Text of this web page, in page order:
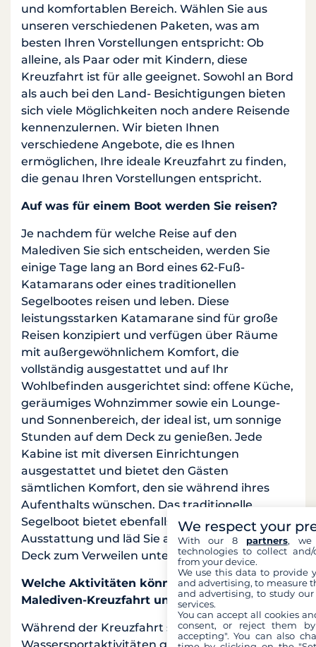
und komfortablen Bereich. Wählen Sie aus
unseren verschiedenen Paketen, was am
besten Ihren Vorstellungen entspricht: Ob
alleine, als Paar oder mit Kindern, diese
Kreuzfahrt ist für alle geeignet. Sowohl an Bord
als auch bei den Land- Besichtigungen bieten
sich viele Möglichkeiten noch andere Reisende
kennenzulernen. Wir bieten Ihnen
verschiedene Angebote, die es Ihnen
ermöglichen, Ihre ideale Kreuzfahrt zu finden,
die genau Ihren Vorstellungen entspricht.
Auf was für einem Boot werden Sie reisen?
Je nachdem für welche Reise auf den
Malediven Sie sich entscheiden, werden Sie
einige Tage lang an Bord eines 62-Fuß-
Katamarans oder eines traditionellen
Segelbootes reisen und leben. Diese
leistungsstarken Katamarane sind für große
Reisen konzipiert und verfügen über Räume
mit außergewöhnlichem Komfort, die
vollständig ausgestattet und auf Ihr
Wohlbefinden ausgerichtet sind: offene Küche,
geräumiges Wohnzimmer sowie ein Lounge-
und Sonnenbereich, der ideal ist, um sonnige
Stunden auf dem Deck zu genießen. Jede
Kabine ist mit diversen Einrichtungen
ausgestattet und bietet den Gästen
sämtlichen Komfort, den sie während ihres
Aufenthalts wünschen. Das traditionelle
Segelboot bietet ebenfalls eine ordentliche
Ausstattung und läd Sie auf dem geräumigen
Deck zum Verweilen unter der Sonne ein.
Welche Aktivitäten können Sie auf Ihrer
Malediven-Kreuzfahrt unternehmen?
Während der Kreuzfahrt sind zahlreiche
We respect your
With our 8 partners, we
technologies to collect
from your device.
We use this data to provide
and advertising, to measure
and advertising, to study
services.
You can accept all cookies
consent, or reject them
accepting". You can also